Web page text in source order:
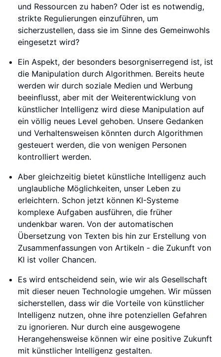
und Ressourcen zu haben? Oder ist es notwendig,
strikte Regulierungen einzuführen, um
sicherzustellen, dass sie im Sinne des Gemeinwohls
eingesetzt wird?
Ein Aspekt, der besonders besorgniserregend ist, ist
die Manipulation durch Algorithmen. Bereits heute
werden wir durch soziale Medien und Werbung
beeinflusst, aber mit der Weiterentwicklung von
künstlicher Intelligenz wird diese Manipulation auf
ein völlig neues Level gehoben. Unsere Gedanken
und Verhaltensweisen könnten durch Algorithmen
gesteuert werden, die von wenigen Personen
kontrolliert werden.
Aber gleichzeitig bietet künstliche Intelligenz auch
unglaubliche Möglichkeiten, unser Leben zu
erleichtern. Schon jetzt können KI-Systeme
komplexe Aufgaben ausführen, die früher
undenkbar waren. Von der automatischen
Übersetzung von Texten bis hin zur Erstellung von
Zusammenfassungen von Artikeln - die Zukunft von
KI ist voller Chancen.
Es wird entscheidend sein, wie wir als Gesellschaft
mit dieser neuen Technologie umgehen. Wir müssen
sicherstellen, dass wir die Vorteile von künstlicher
Intelligenz nutzen, ohne ihre potenziellen Gefahren
zu ignorieren. Nur durch eine ausgewogene
Herangehensweise können wir eine positive Zukunft
mit künstlicher Intelligenz gestalten.